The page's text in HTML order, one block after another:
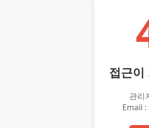
접근이
관리
Email